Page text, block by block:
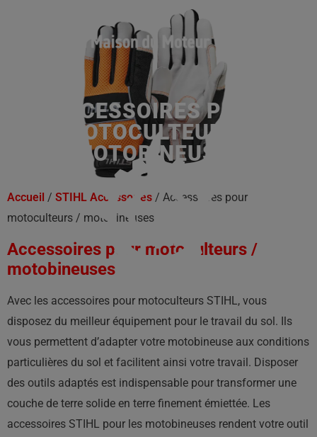
ACCESSOIRES POUR
MOTOCULTEURS /
MOTOBINEUSES
Accueil / STIHL Accessoires / Accessoires pour
motoculteurs / motobineuses
Accessoires pour motoculteurs /
motobineuses
Avec les accessoires pour motoculteurs STIHL, vous
disposez du meilleur équipement pour le travail du sol. Ils
vous permettent d’adapter votre motobineuse aux conditions
particulières du sol et facilitent ainsi votre travail. Disposer
des outils adaptés est indispensable pour transformer une
couche de terre solide en terre finement émiettée. Les
accessoires STIHL pour les motobineuses rendent votre outil